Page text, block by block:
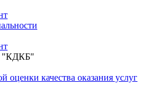
"КДКБ"
оценки качества оказания услуг